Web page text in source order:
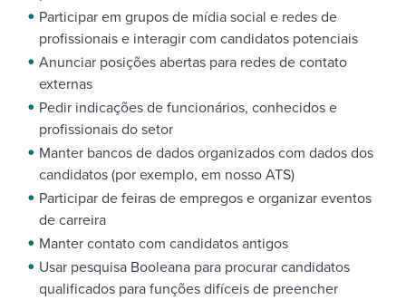
Participar em grupos de mídia social e redes de
profissionais e interagir com candidatos potenciais
Anunciar posições abertas para redes de contato
externas
Pedir indicações de funcionários, conhecidos e
profissionais do setor
Manter bancos de dados organizados com dados dos
candidatos (por exemplo, em nosso ATS)
Participar de feiras de empregos e organizar eventos
de carreira
Manter contato com candidatos antigos
Usar pesquisa Booleana para procurar candidatos
qualificados para funções difíceis de preencher